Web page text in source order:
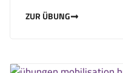
ZUR ÜBUNG